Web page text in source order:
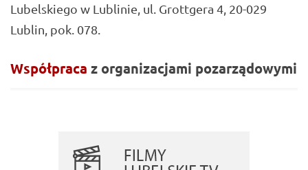
Lubelskiego w Lublinie, ul. Grottgera 4, 20-029
Lublin, pok. 078.
Współpraca z organizacjami pozarządowymi